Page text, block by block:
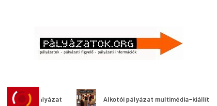
Alkotói pályázat multimédia-kiállításhoz